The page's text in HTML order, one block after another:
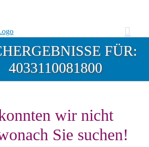
FÜR:
4033110081800
wir nicht
Sie suchen!